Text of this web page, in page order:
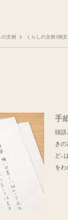
の文例 くらしの文例（例文
手
頭語
きの
ど
をわ